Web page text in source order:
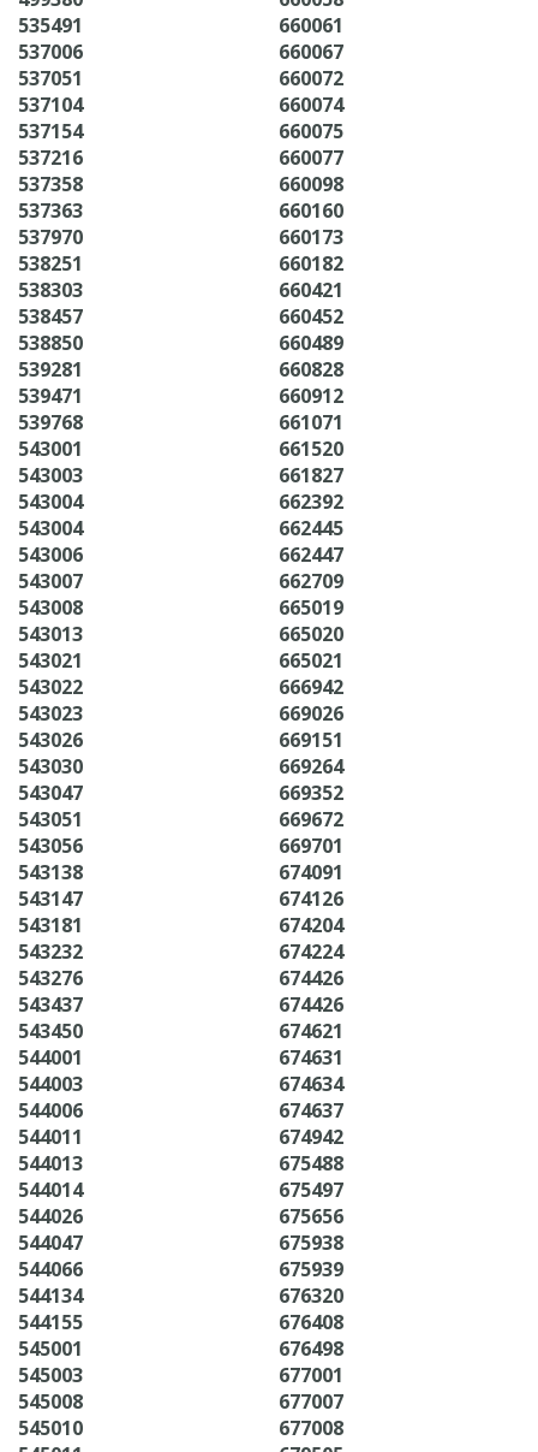
535491
537006
537051
537104
537154
537216
537358
537363
537970
538251
538303
538457
538850
539281
539471
539768
543001
543003
543004
543004
543006
543007
543008
543013
543021
543022
543023
543026
543030
543047
543051
543056
543138
543147
543181
543232
543276
543437
543450
544001
544003
544006
544011
544013
544014
544026
544047
544066
544134
544155
545001
545003
545008
545010
660061
660067
660072
660074
660075
660077
660098
660160
660173
660182
660421
660452
660489
660828
660912
661071
661520
661827
662392
662445
662447
662709
665019
665020
665021
666942
669026
669151
669264
669352
669672
669701
674091
674126
674204
674224
674426
674426
674621
674631
674634
674637
674942
675488
675497
675656
675938
675939
676320
676408
676498
677001
677007
677008